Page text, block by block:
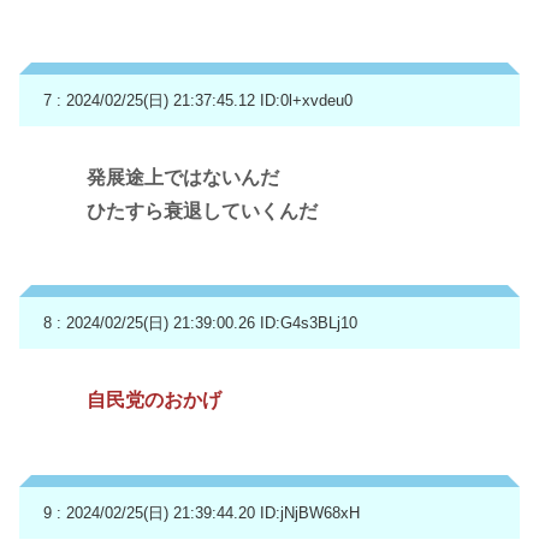
7 : 2024/02/25(日) 21:37:45.12 ID:0l+xvdeu0
発展途上ではないんだ
ひたすら衰退していくんだ
8 : 2024/02/25(日) 21:39:00.26 ID:G4s3BLj10
自民党のおかげ
9 : 2024/02/25(日) 21:39:44.20 ID:jNjBW68xH